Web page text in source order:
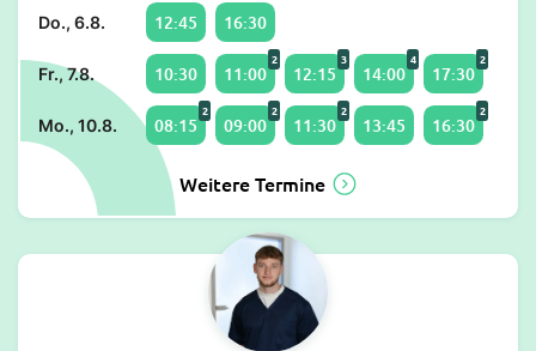
Do., 6.8. 12:45 16:30
Fr., 7.8. 10:30 11:00
2
12:15
3
14:00
4
17:30
2
Mo., 10.8. 08:15
2
09:00
2
11:30
2
13:45 16:30
2
Weitere Termine